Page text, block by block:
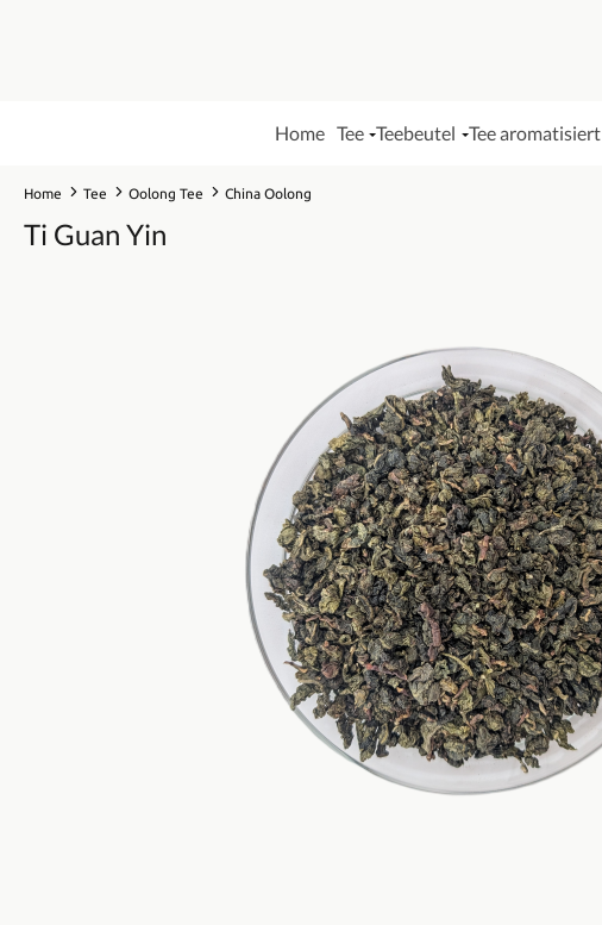
Home Tee Teebeutel Tee aromatisiert
Home Tee Oolong Tee China Oolong
Ti Guan Yin